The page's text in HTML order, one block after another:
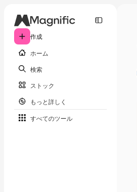
作成
ホーム
検索
ストック
もっと詳しく
すべてのツール